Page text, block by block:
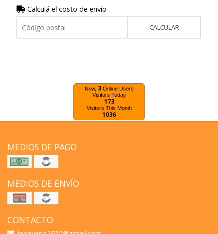
Calculá el costo de envío
CALCULAR
Now, 3Online Users
Visitors Today
173
Visitors This Month
1036
MEDIOS DE PAGO
MEDIOS DE ENVÍO
CONTACTO